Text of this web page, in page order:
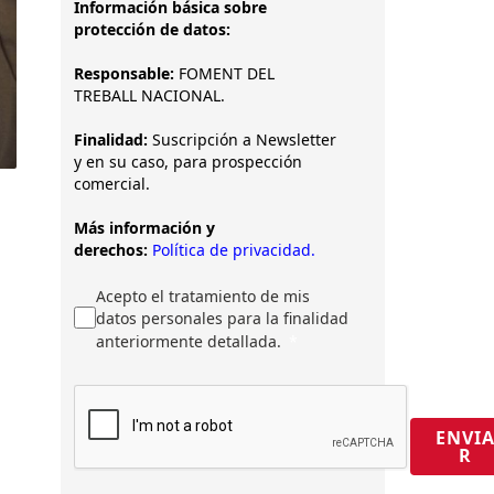
Información básica sobre
protección de datos:
Responsable: FOMENT DEL
TREBALL NACIONAL.
Finalidad: Suscripción a Newsletter
y en su caso, para prospección
comercial.
Más información y
derechos: Política de privacidad.
Acepto el tratamiento de mis
datos personales para la finalidad
anteriormente detallada.
ENVIA
R